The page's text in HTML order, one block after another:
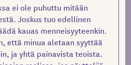
ei ole puhuttu mitään
Joskus tuo edellinen
kauas menneisyyteenkin.
että minua aletaan syyttää
ja yhtä painavista teoista.